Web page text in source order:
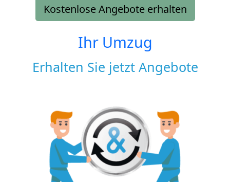
Kostenlose Angebote erhalten
Ihr Umzug
Erhalten Sie jetzt Angebote